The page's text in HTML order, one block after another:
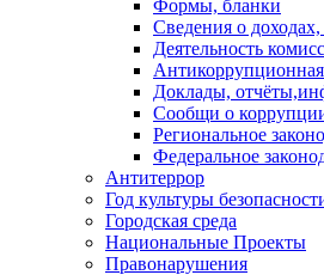
Формы, бланки
Сведения о доходах,
Деятельность
Антикоррупционная
Доклады,
Сообщи о
Региональное
Федеральное
Антитеррор
Год культуры
Городская среда
Национальные Проекты
Правонарушения